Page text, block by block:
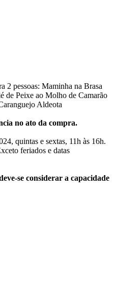
2 pessoas: Maminha na Brasa
de Peixe ao Molho de Camarão
Aldeota
no ato da compra.
quintas e sextas, 11h às 16h.
feriados e datas
se considerar a capacidade